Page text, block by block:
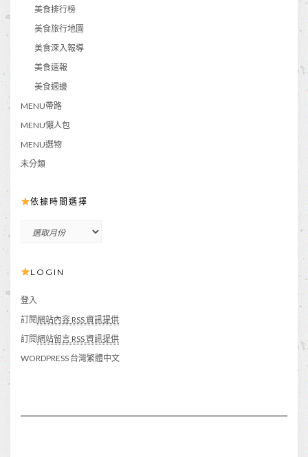
美食排行榜
美食旅行地圖
美食深入報導
美食速報
美食週邊
MENU帶路
MENU懶人包
MENU選物
未分類
依據時間選擇
間
擇
LOGIN
登入
訂閱網站內容 RSS 資訊提供
訂閱網站留言 RSS 資訊提供
WORDPRESS 台灣繁體中文